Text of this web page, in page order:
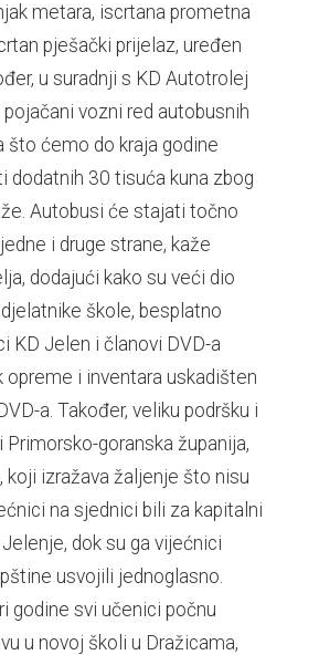
metara, iscrtana prometna
pješački prijelaz, uređen
u suradnji s KD Autotrolej
pojačani vozni red autobusnih
što ćemo do kraja godine
dodatnih 30 tisuća kuna zbog
Autobusi će stajati točno
i druge strane, kaže
dodajući kako su veći dio
škole, besplatno
KD Jelen i članovi DVD-a
opreme i inventara uskadišten
a. Također, veliku podršku i
goranska županija,
koji izražava žaljenje što nisu
na sjednici bili za kapitalni
dok su ga vijećnici
usvojili jednoglasno.
godine svi učenici počnu
u novoj školi u Dražicama,